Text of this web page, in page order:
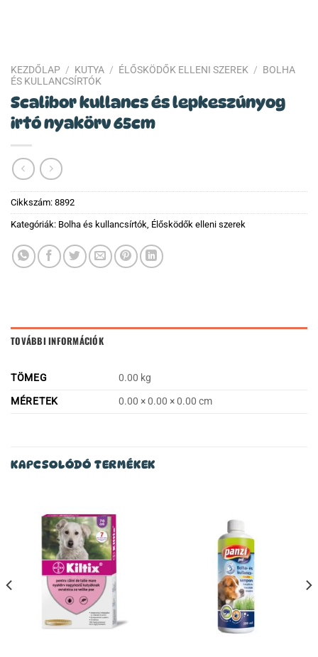
KEZDŐLAP / KUTYA / ÉLŐSKÖDŐK ELLENI SZEREK / BOLHA
ÉS KULLANCSÍRTÓK
Scalibor kullancs és lepkeszúnyog
irtó nyakörv 65cm
Cikkszám: 8892
Kategóriák: Bolha és kullancsírtók, Élősködők elleni szerek
TOVÁBBI INFORMÁCIÓK
TÖMEG
0.00 kg
MÉRETEK
0.00 × 0.00 × 0.00 cm
KAPCSOLÓDÓ TERMÉKEK